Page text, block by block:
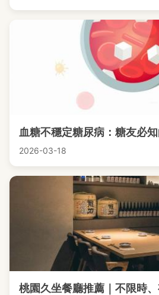
血糖不穩定糖尿病：糖友必
2026-03-18
桃園久坐餐廳推薦｜不限時